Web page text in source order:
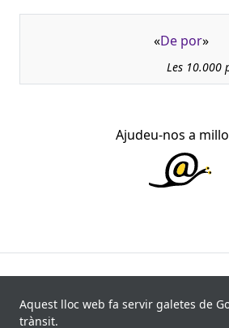
«De por»
Les 10.000
Ajudeu-nos a
recollides de 840 fonts i 8.113
Aquest lloc web fa servir galetes de
trànsit.